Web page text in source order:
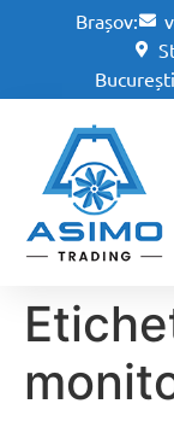
Brașov: